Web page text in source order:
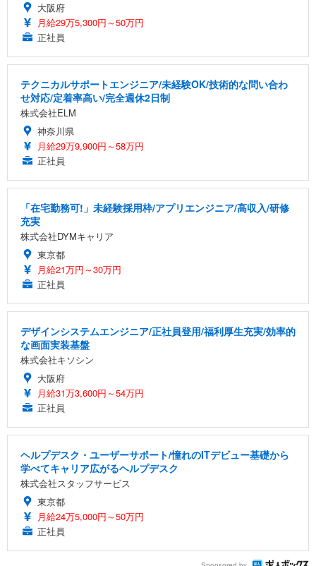
大阪府
月給29万5,300円～50万円
正社員
テクニカルサポートエンジニア/未経験OK/技術的な問い合わ
せ対応/定着率高い/完全週休2日制
株式会社ELM
神奈川県
月給29万9,900円～58万円
正社員
「在宅勤務可!」未経験採用枠/アプリエンジニア/高収入/研修
充実
株式会社DYMキャリア
東京都
月給21万円～30万円
正社員
デザインシステムエンジニア/正社員登用/福利厚生充実/効率的
な画面実装基盤
株式会社キソシン
大阪府
月給31万3,600円～54万円
正社員
ヘルプデスク・ユーザーサポート/憧れのITデビュー基礎から
学べてキャリア広がるヘルプデスク
株式会社スタッフサービス
東京都
月給24万5,000円～50万円
正社員